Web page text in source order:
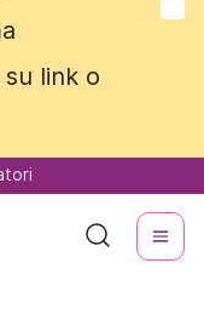
link o
link o